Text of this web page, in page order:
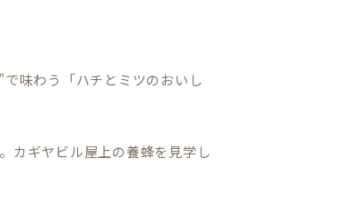
味わう「ハチとミツのおいし
カギヤビル屋上の養蜂を見学し